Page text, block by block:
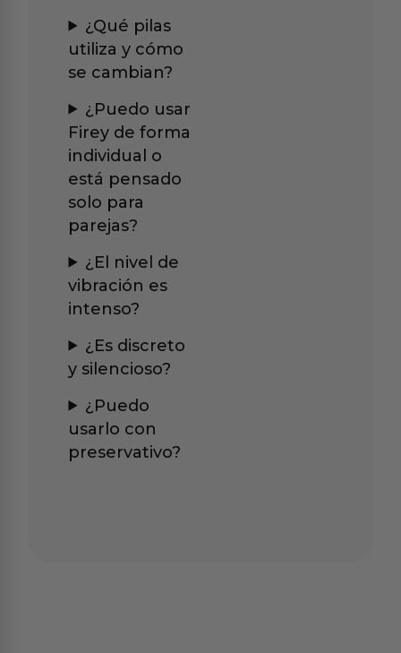
¿Qué pilas
utiliza y cómo
se cambian?
¿Puedo usar
Firey de forma
individual o
está pensado
solo para
parejas?
¿El nivel de
vibración es
intenso?
¿Es discreto
y silencioso?
¿Puedo
usarlo con
preservativo?